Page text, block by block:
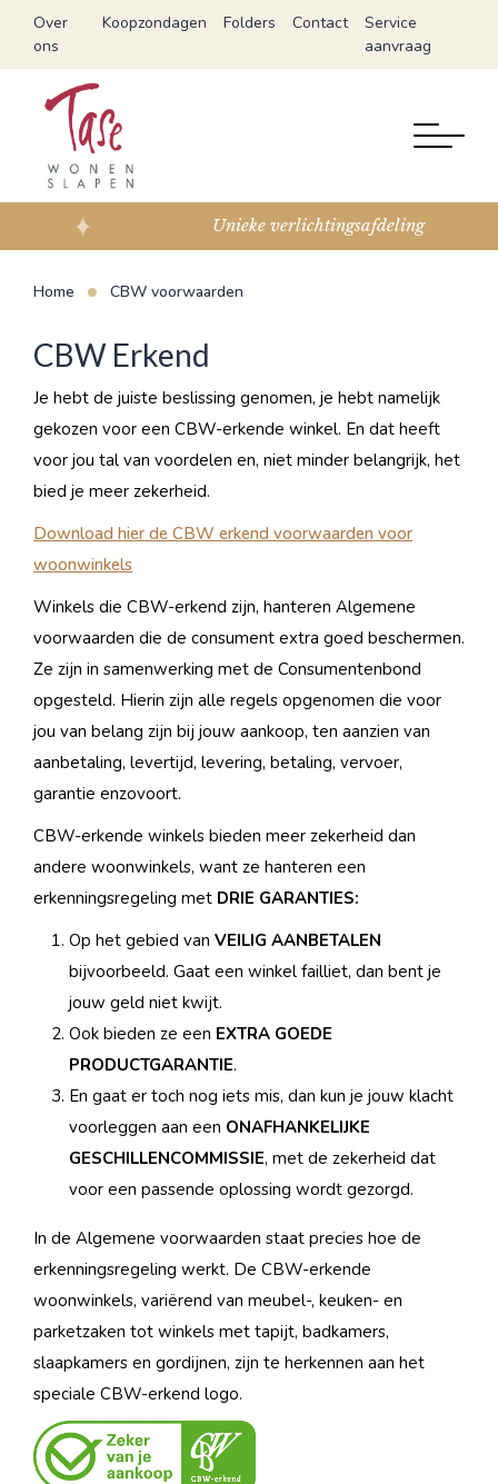
Over
ons
Koopzondagen Folders Contact
Service
aanvraag
Unieke verlichtingsafdeling
Home CBW voorwaarden
CBW Erkend
Je hebt de juiste beslissing genomen, je hebt namelijk
gekozen voor een CBW-erkende winkel. En dat heeft
voor jou tal van voordelen en, niet minder belangrijk, het
bied je meer zekerheid.
Download hier de CBW erkend voorwaarden voor
woonwinkels
Winkels die CBW-erkend zijn, hanteren Algemene
voorwaarden die de consument extra goed beschermen.
Ze zijn in samenwerking met de Consumentenbond
opgesteld. Hierin zijn alle regels opgenomen die voor
jou van belang zijn bij jouw aankoop, ten aanzien van
aanbetaling, levertijd, levering, betaling, vervoer,
garantie enzovoort.
CBW-erkende winkels bieden meer zekerheid dan
andere woonwinkels, want ze hanteren een
erkenningsregeling met DRIE GARANTIES:
Op het gebied van VEILIG AANBETALEN
bijvoorbeeld. Gaat een winkel failliet, dan bent je
jouw geld niet kwijt.
Ook bieden ze een EXTRA GOEDE
PRODUCTGARANTIE.
En gaat er toch nog iets mis, dan kun je jouw klacht
voorleggen aan een ONAFHANKELIJKE
GESCHILLENCOMMISSIE, met de zekerheid dat
voor een passende oplossing wordt gezorgd.
In de Algemene voorwaarden staat precies hoe de
erkenningsregeling werkt. De CBW-erkende
woonwinkels, variërend van meubel-, keuken- en
parketzaken tot winkels met tapijt, badkamers,
slaapkamers en gordijnen, zijn te herkennen aan het
speciale CBW-erkend logo.